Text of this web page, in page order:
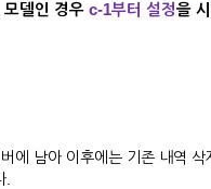
델인 경우 c-1부터 설정을
에 남아 이후에는 기존 내역
.